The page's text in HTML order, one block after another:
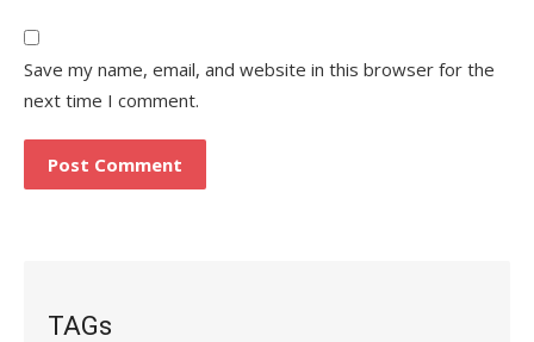
Save my name, email, and website in this browser for the
next time I comment.
TAGs